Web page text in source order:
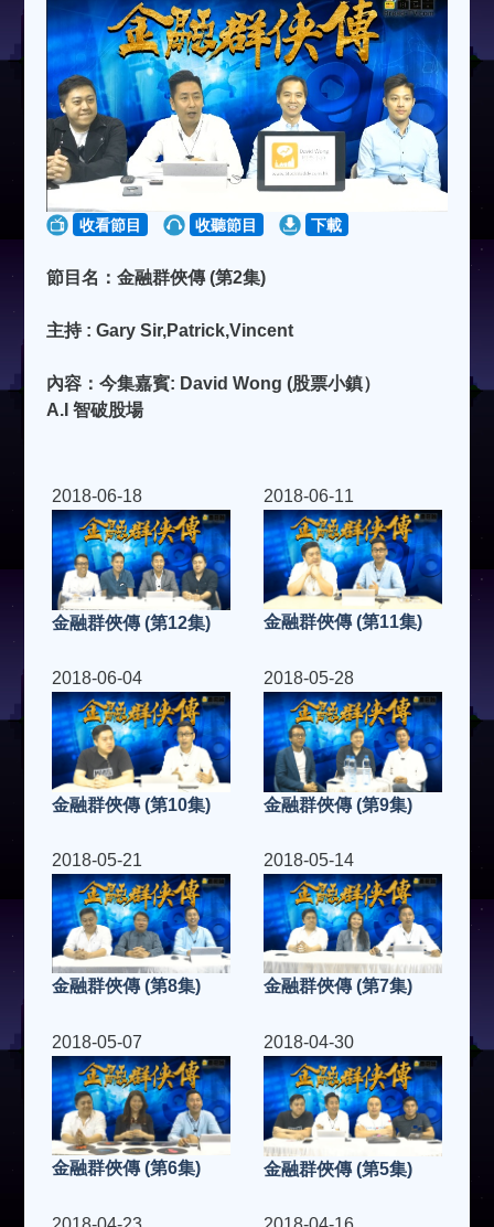
收看節目 收聽節目 下載
節目名：金融群俠傳 (第2集)
主持 : Gary Sir,Patrick,Vincent
內容：今集嘉賓: David Wong (股票小鎮）
A.I 智破股場
2018-06-18
金融群俠傳 (第12集)
2018-06-11
金融群俠傳 (第11集)
2018-06-04
金融群俠傳 (第10集)
2018-05-28
金融群俠傳 (第9集)
2018-05-21
金融群俠傳 (第8集)
2018-05-14
金融群俠傳 (第7集)
2018-05-07
金融群俠傳 (第6集)
2018-04-30
金融群俠傳 (第5集)